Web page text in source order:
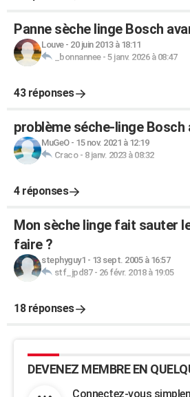
Panne sèche linge Bosch
Louve- 20 juin 2013 à 18:11
_bonnannee- 5 janv. 2026 à 08:47
43 réponses
problème séche-linge Bosch
MuGeO- 15 nov. 2021 à 12:19
Craco- 8 janv. 2023 à 08:32
4 réponses
Mon sèche linge fait sauter
faire ?
stephyguy1 - 13 sept. 2005 à 16:57
stf_jpd87- 26 févr. 2018 à 19:05
18 réponses
DEVENEZ MEMBRE EN
Connectez-vous